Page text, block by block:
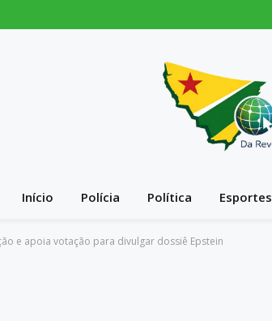
Início Polícia Política Esportes
e apoia votação para divulgar dossiê Epstein